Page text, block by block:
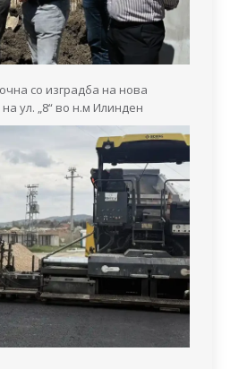
со изградба на нова
ул. „8“ во н.м Илинден